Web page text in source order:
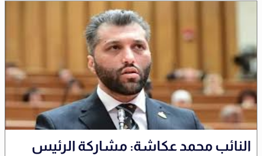
النائب محمد عكاشة: مشاركة الرئيس